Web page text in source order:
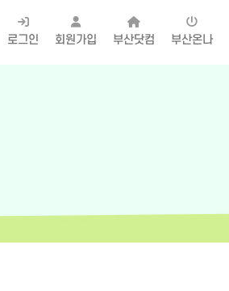
로그인 회원가입 부산닷컴 부산온나